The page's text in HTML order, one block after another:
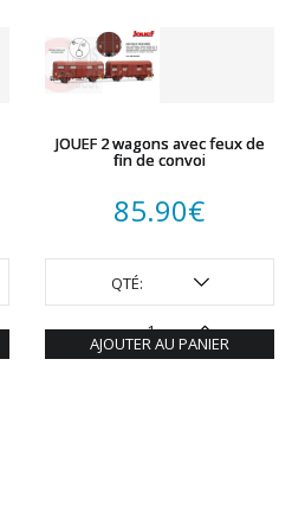
JOUEF 2 wagons avec feux de
fin de convoi
85.90€
QTÉ:
AJOUTER AU PANIER